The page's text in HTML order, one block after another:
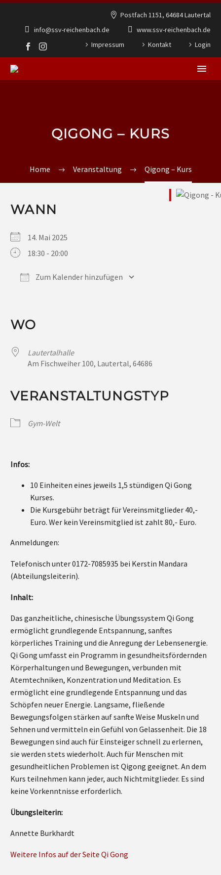
Postfach 1151, 64684 Lautertal
info@ssv-reichenbach.de
www.ssv-reichenbach.de
Impressum
Kontakt Login
QIGONG – KURS
Home Veranstaltung Qigong – Kurs
WANN
14. Mai 2025
18:30 - 20:00
Zum Kalender hinzufügen
WO
Lautertalhalle
Am Fischweiher 100, Lautertal, 64686
VERANSTALTUNGSTYP
Gym-Welt
Infos:
10 Einheiten eines jeweils 1,5 stündigen Qi Gong
Kurses.
Die Kursgebühr beträgt für Vereinsmitglieder 40,-
Euro. Wer kein Vereinsmitglied ist zahlt 80,- Euro.
Anmeldungen:
Telefonisch unter 0172-7085935 bei Kerstin Mandara
(Abteilungsleiterin).
Inhalt:
Das ganzheitliche, chinesische Übungssystem Qi Gong
ermöglicht grundlegende Entspannung, sanftes
körperliches Training und die Anregung der Lebensenergie.
Qi Gong umfasst ein Programm in gesundheitsfördernden
Körperhaltungen und Bewegungen, verbunden mit
Atemtechniken, Konzentration und Meditation. Es
ermöglicht eine grundlegende Entspannung und das
Schöpfen neuer Energie. Langsame, fließende
Bewegungsfolgen stärken auf sanfte Weise Muskeln und
Sehnen und vermitteln ein Gefühl von Gelassenheit. Die 18
Bewegungen sind auch für Einsteiger schnell zu erlernen,
sie werden stets wiederholt. Auch für Menschen mit
gesundheitlichen Problemen ist Qigong geeignet. An dem
Kurs teilnehmen kann jeder, auch Nichtmitglieder. Es sind
keine Vorkenntnisse erforderlich.
Übungsleiterin:
Annette Burkhardt
Weitere Infos auf der Seite Qi Gong